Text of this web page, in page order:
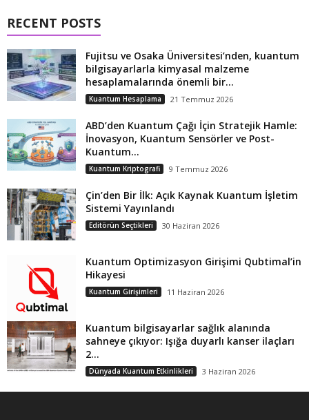
RECENT POSTS
Fujitsu ve Osaka Üniversitesi’nden, kuantum
bilgisayarlarla kimyasal malzeme
hesaplamalarında önemli bir...
Kuantum Hesaplama 21 Temmuz 2026
ABD’den Kuantum Çağı İçin Stratejik Hamle:
İnovasyon, Kuantum Sensörler ve Post-
Kuantum...
Kuantum Kriptografi 9 Temmuz 2026
Çin’den Bir İlk: Açık Kaynak Kuantum İşletim
Sistemi Yayınlandı
Editörün Seçtikleri 30 Haziran 2026
Kuantum Optimizasyon Girişimi Qubtimal’in
Hikayesi
Kuantum Girişimleri 11 Haziran 2026
Kuantum bilgisayarlar sağlık alanında
sahneye çıkıyor: Işığa duyarlı kanser ilaçları
2...
Dünyada Kuantum Etkinlikleri 3 Haziran 2026